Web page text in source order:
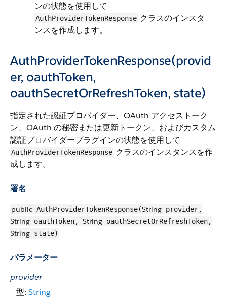
ンの状態を使用して
AuthProviderTokenResponse クラスのインスタ
ンスを作成します。
AuthProviderTokenResponse(provid
er, oauthToken,
oauthSecretOrRefreshToken, state)
指定された認証プロバイダー、OAuth アクセストーク
ン、OAuth の秘密または更新トークン、およびカスタム
認証プロバイダープラグインの状態を使用して
AuthProviderTokenResponse クラスのインスタンスを作
成します。
署名
public AuthProviderTokenResponse(String provider,
String oauthToken, String oauthSecretOrRefreshToken,
String state)
パラメーター
provider
型: String